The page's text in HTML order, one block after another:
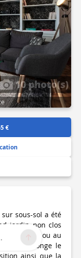
10 photo(s)
€
sous-sol a été
jardin non clos
au foot ou au
longe le
ainsi que la